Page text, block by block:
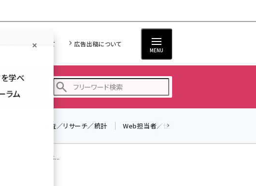
Web担について 広告出稿について
MENU
調査／リサーチ／統計 Web担当者／仕事
わかる？【AMF調べ...
学べ
ラム